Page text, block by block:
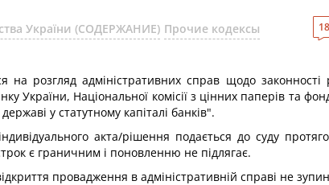
України (СОДЕРЖАНИЕ) Прочие кодексы
розгляд адміністративних справ щодо законності
України, Національної комісії з цінних паперів та
у статутному капіталі банків".
акта/рішення подається до суду
є граничним і поновленню не підлягає.
провадження в адміністративній справі не